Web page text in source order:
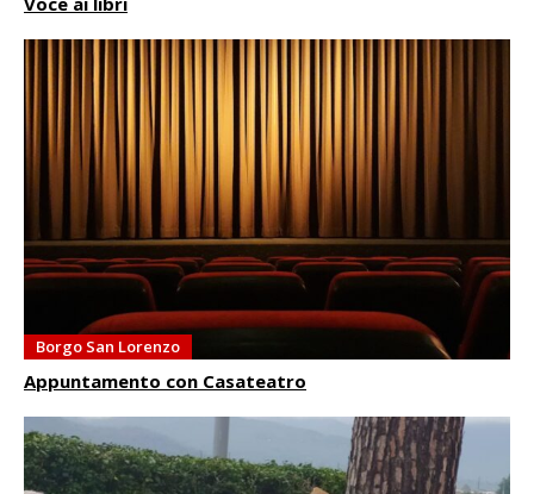
Borgo San Lorenzo
Appuntamento con Casateatro